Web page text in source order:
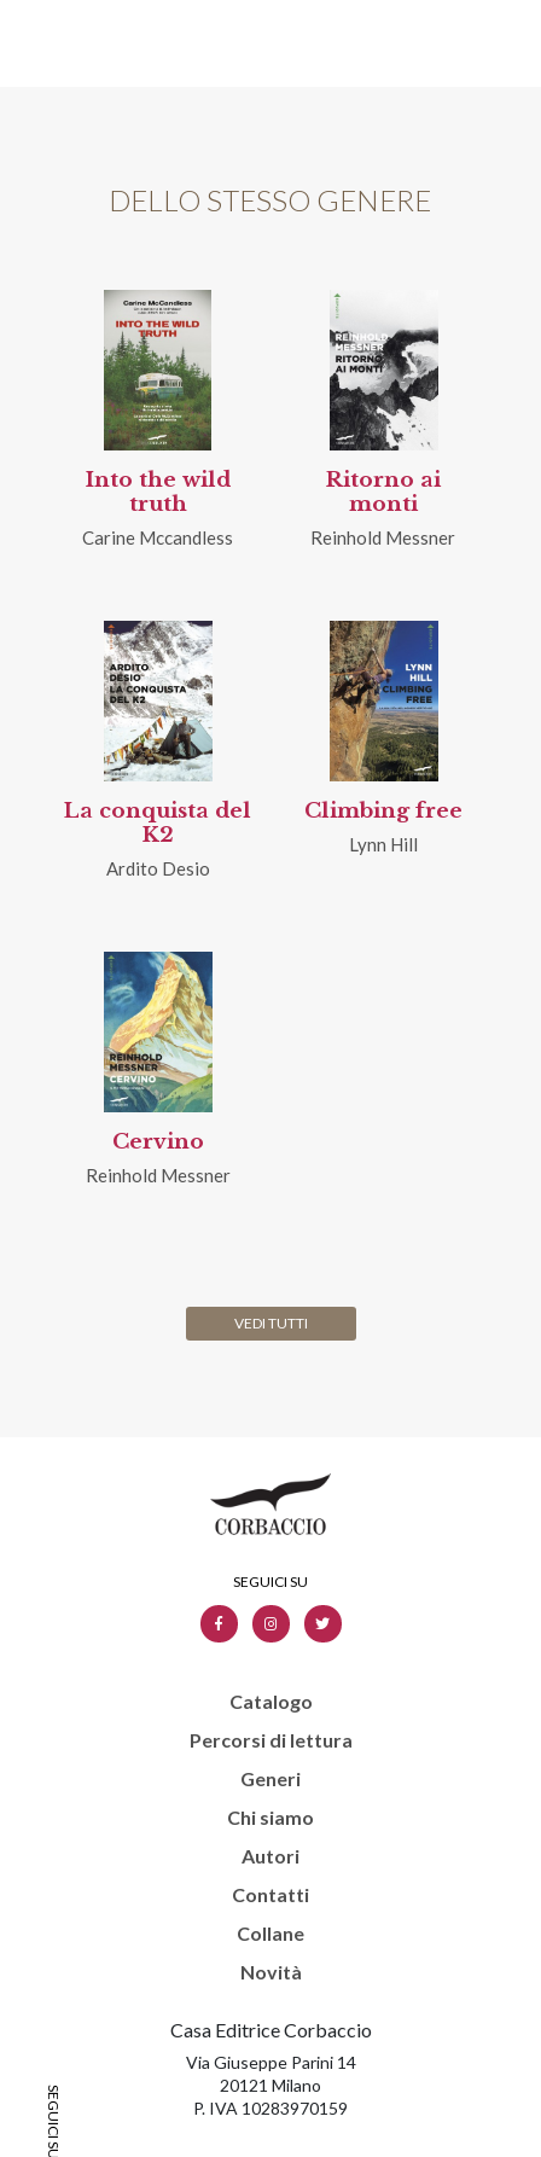
DELLO STESSO GENERE
Into the wild
truth
Carine Mccandless
Ritorno ai
monti
Reinhold Messner
La conquista del
K2
Ardito Desio
Climbing free
Lynn Hill
Cervino
Reinhold Messner
VEDI TUTTI
Catalogo
Percorsi di lettura
Generi
Chi siamo
Autori
Contatti
Collane
Novità
Casa Editrice Corbaccio
Via Giuseppe Parini 14
20121 Milano
P. IVA 10283970159